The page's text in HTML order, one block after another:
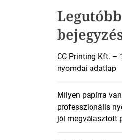
CC Printing Kft. –
nyomdai adatlap
Milyen papírra
professzionális
jól megválasztott